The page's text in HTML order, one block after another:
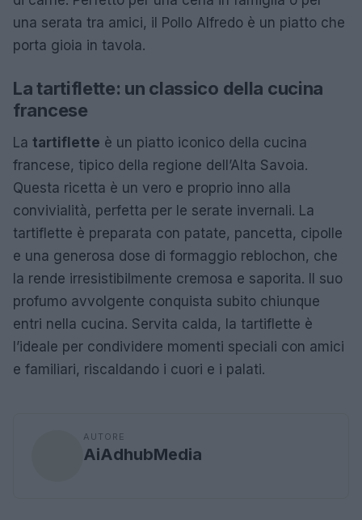
una serata tra amici, il Pollo Alfredo è un piatto che
porta gioia in tavola.
La tartiflette: un classico della cucina
francese
La tartiflette è un piatto iconico della cucina
francese, tipico della regione dell’Alta Savoia.
Questa ricetta è un vero e proprio inno alla
convivialità, perfetta per le serate invernali. La
tartiflette è preparata con patate, pancetta, cipolle
e una generosa dose di formaggio reblochon, che
la rende irresistibilmente cremosa e saporita. Il suo
profumo avvolgente conquista subito chiunque
entri nella cucina. Servita calda, la tartiflette è
l’ideale per condividere momenti speciali con amici
e familiari, riscaldando i cuori e i palati.
AUTORE
AiAdhubMedia